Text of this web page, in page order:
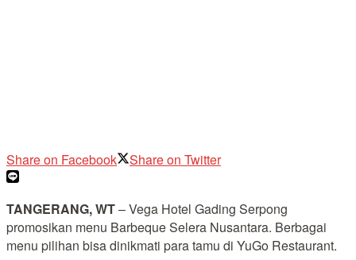
Share on Facebook Share on Twitter
TANGERANG, WT– Vega Hotel Gading Serpong
promosikan menu Barbeque Selera Nusantara. Berbagai
menu pilihan bisa dinikmati para tamu di YuGo Restaurant.